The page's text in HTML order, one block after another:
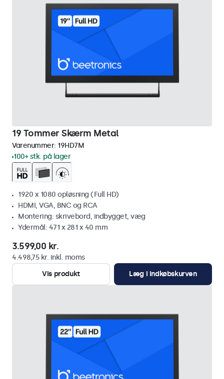
19 Tommer Skærm Metal
Varenummer: 19HD7M
100+ stk. på lager
1920 x 1080 opløsning (Full HD)
HDMI, VGA, BNC og RCA
Montering: skrivebord, indbygget, væg
Ydermål: 471 x 281 x 40 mm
3.599,00 kr.
4.498,75 kr. inkl. moms
Vis produkt
Læg i indkøbskurven